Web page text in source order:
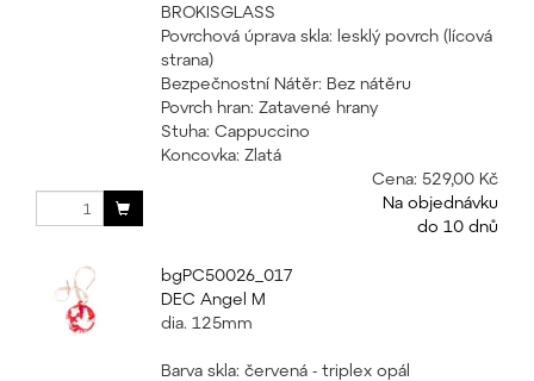
BROKISGLASS
Povrchová úprava skla: lesklý povrch (lícová
strana)
Bezpečnostní Nátěr: Bez nátěru
Povrch hran: Zatavené hrany
Stuha: Cappuccino
Koncovka: Zlatá
Cena: 529,00 Kč
Na objednávku
do 10 dnů
bgPC50026_017
DEC Angel M
dia. 125mm
Barva skla: červená - triplex opál